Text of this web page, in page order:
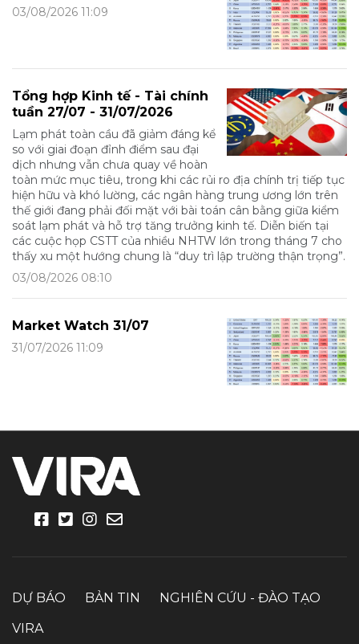
03/08/2026 11:09
Tổng hợp Kinh tế - Tài chính
tuần 27/07 - 31/07/2026
Lạm phát toàn cầu đã giảm đáng kể
so với giai đoạn đỉnh điểm sau đại
dịch nhưng vẫn chưa quay về hoàn
toàn mức mục tiêu, trong khi các rủi ro địa chính trị tiếp tục
hiện hữu và khó lường, các ngân hàng trung ương lớn trên
thế giới đang phải đối mặt với bài toán cân bằng giữa kiểm
soát lạm phát và hỗ trợ tăng trưởng kinh tế. Diễn biến tại
các cuộc họp CSTT của nhiều NHTW lớn trong tháng 7 cho
thấy xu một hướng chung là “duy trì lập trường thận trọng”.
03/08/2026 08:10
Market Watch 31/07
31/07/2026 11:09
DỰ BÁO BẢN TIN
NGHIÊN CỨU - ĐÀO TẠO
VIRA